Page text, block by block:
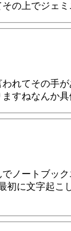
の上でジェ
れてその手
すねなんか
ノートブッ
に文字起